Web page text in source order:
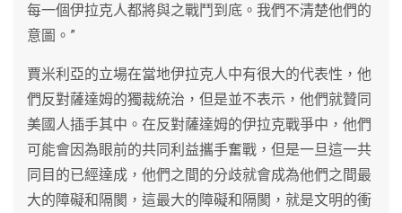
每一個伊拉克人都將與之戰鬥到底。我們不清楚他們的
意圖。”
賈米利亞的立場在當地伊拉克人中有很大的代表性，他
們反對薩達姆的獨裁統治，但是並不表示，他們就贊同
美國人插手其中。在反對薩達姆的伊拉克戰爭中，他們
可能會因為眼前的共同利益攜手奮戰，但是一旦這一共
同目的已經達成，他們之間的分歧就會成為他們之間最
大的障礙和隔閡，這最大的障礙和隔閡，就是文明的衝